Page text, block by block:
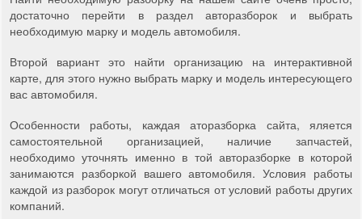
достаточно перейти в раздел авторазборок и выбрать
необходимую марку и модель автомобиля.
Второй вариант это найти организацию на интерактивной
карте, для этого нужно выбрать марку и модель интересующего
вас автомобиля.
Особенности работы, каждая аторазборка сайта, яляется
самостоятельной организацией, наличие запчастей,
необходимо уточнять именно в той авторазборке в которой
занимаются разборкой вашего автомобиля. Условия работы
каждой из разборок могут отличаться от условий работы других
компаний.